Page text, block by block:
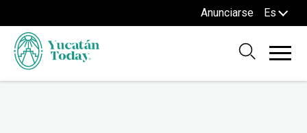
Anunciarse Es